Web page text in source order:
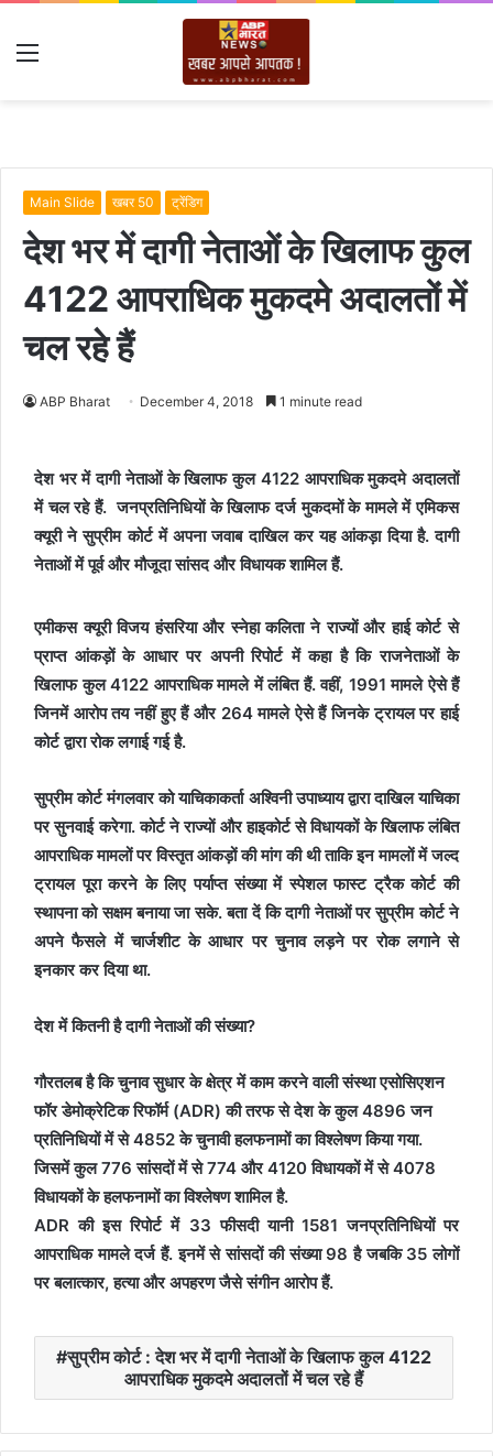
Menu
Main Slide खबर 50 ट्रेंडिग
देश भर में दागी नेताओं के खिलाफ कुल
4122 आपराधिक मुकदमे अदालतों में
चल रहे हैं
ABP Bharat December 4, 2018 1 minute read
देश भर में दागी नेताओं के खिलाफ कुल 4122 आपराधिक मुकदमे अदालतों
में चल रहे हैं. जनप्रतिनिधियों के खिलाफ दर्ज मुकदमों के मामले में एमिकस
क्यूरी ने सुप्रीम कोर्ट में अपना जवाब दाखिल कर यह आंकड़ा दिया है. दागी
नेताओं में पूर्व और मौजूदा सांसद और विधायक शामिल हैं.
एमीकस क्यूरी विजय हंसरिया और स्नेहा कलिता ने राज्यों और हाई कोर्ट से
प्राप्त आंकड़ों के आधार पर अपनी रिपोर्ट में कहा है कि राजनेताओं के
खिलाफ कुल 4122 आपराधिक मामले में लंबित हैं. वहीं, 1991 मामले ऐसे हैं
जिनमें आरोप तय नहीं हुए हैं और 264 मामले ऐसे हैं जिनके ट्रायल पर हाई
कोर्ट द्वारा रोक लगाई गई है.
सुप्रीम कोर्ट मंगलवार को याचिकाकर्ता अश्विनी उपाध्याय द्वारा दाखिल याचिका
पर सुनवाई करेगा. कोर्ट ने राज्यों और हाइकोर्ट से विधायकों के खिलाफ लंबित
आपराधिक मामलों पर विस्तृत आंकड़ों की मांग की थी ताकि इन मामलों में जल्द
ट्रायल पूरा करने के लिए पर्याप्त संख्या में स्पेशल फास्ट ट्रैक कोर्ट की
स्थापना को सक्षम बनाया जा सके. बता दें कि दागी नेताओं पर सुप्रीम कोर्ट ने
अपने फैसले में चार्जशीट के आधार पर चुनाव लड़ने पर रोक लगाने से
इनकार कर दिया था.
देश में कितनी है दागी नेताओं की संख्या?
गौरतलब है कि चुनाव सुधार के क्षेत्र में काम करने वाली संस्था एसोसिएशन
फॉर डेमोक्रेटिक रिफॉर्म (ADR) की तरफ से देश के कुल 4896 जन
प्रतिनिधियों में से 4852 के चुनावी हलफनामों का विश्लेषण किया गया.
जिसमें कुल 776 सांसदों में से 774 और 4120 विधायकों में से 4078
विधायकों के हलफनामों का विश्लेषण शामिल है.
ADR की इस रिपोर्ट में 33 फीसदी यानी 1581 जनप्रतिनिधियों पर
आपराधिक मामले दर्ज हैं. इनमें से सांसदों की संख्या 98 है जबकि 35 लोगों
पर बलात्कार, हत्या और अपहरण जैसे संगीन आरोप हैं.
सुप्रीम कोर्ट : देश भर में दागी नेताओं के खिलाफ कुल 4122
आपराधिक मुकदमे अदालतों में चल रहे हैं